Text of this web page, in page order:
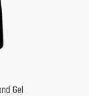
Gel